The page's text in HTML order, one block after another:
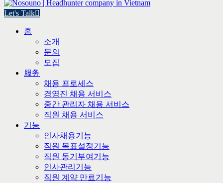
Let's Talk
홈
소개
문의
모집
服务
채용 프로세스
경영진 채용 서비스
중간 관리자 채용 서비스
직원 채용 서비스
기능
인사채용기능
직원 목표설정기능
직원 동기부여기능
인사관리기능
직원 계약 만료기능